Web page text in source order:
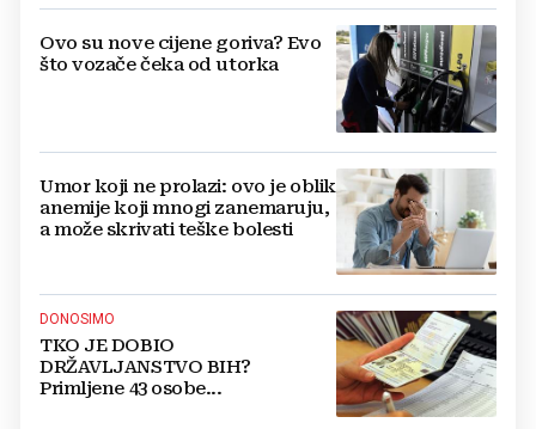
Ovo su nove cijene goriva? Evo
što vozače čeka od utorka
Umor koji ne prolazi: ovo je oblik
anemije koji mnogi zanemaruju,
a može skrivati teške bolesti
DONOSIMO
TKO JE DOBIO
DRŽAVLJANSTVO BIH?
Primljene 43 osobe...